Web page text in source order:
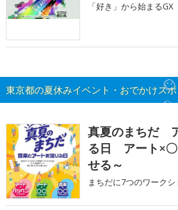
「好き」から始まるGX
東京都の夏休みイベント・おでかけスポ
真夏のまちだ
る日 アート×
せる～
まちだに7つのワークシ